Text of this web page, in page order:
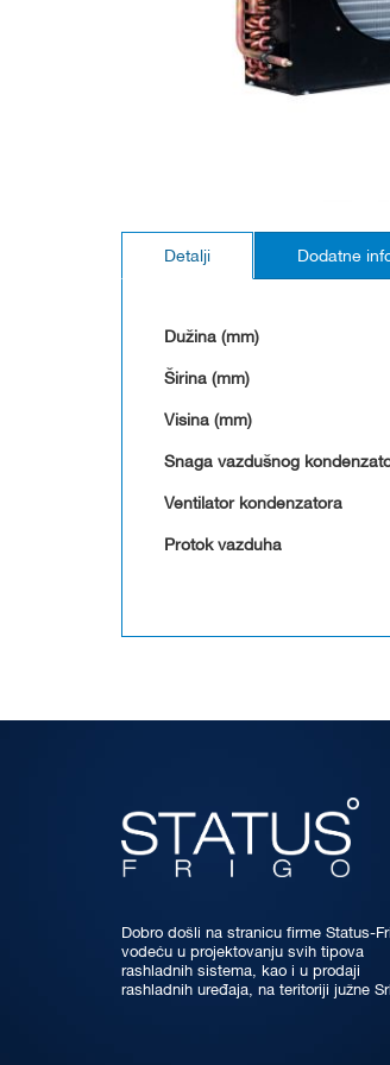
to
beginning
gallery
Detalji
Dužina (mm)
Širina (mm)
Visina (mm)
Snaga vazdušnog
Ventilator kondenzatora
Protok vazduha
Dodatne
Dobro došli na stranicu firme Status-
vodeću u projektovanju svih tipova
rashladnih sistema, kao i u prodaji
rashladnih uređaja, na teritoriji južne